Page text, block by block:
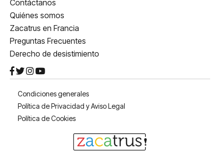
Contáctanos
Quiénes somos
Zacatrus en Francia
Preguntas Frecuentes
Derecho de desistimiento
Condiciones generales
Política de Privacidad y Aviso Legal
Política de Cookies